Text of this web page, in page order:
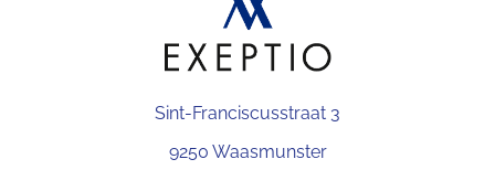
Sint-Franciscusstraat 3
9250 Waasmunster